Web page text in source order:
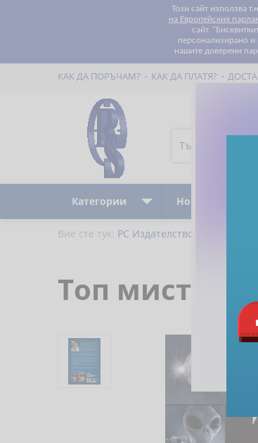
Този сайт използва
на Европейския
сайт.
персонализирано и
нашите доверени
КАК ДА ПОРЪЧАМ? КАК ДА ПЛАТЯ?
Категории Ново
Вие сте тук: РС Издателство и Бизнес
Топ